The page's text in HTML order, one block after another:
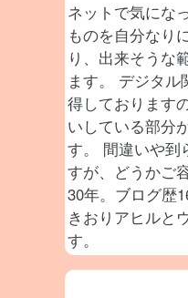
ネットで気にな
ものを自分なり
り、出来そうな
ます。 デジタ
得しております
いしている部分
す。 間違いや到
すが、どうかご
30年。ブログ歴
きおりアヒルと
す。